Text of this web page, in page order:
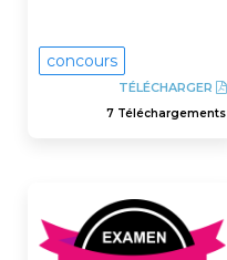
concours
TÉLÉCHARGER
7 Téléchargements